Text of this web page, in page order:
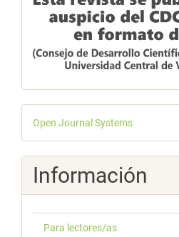
Desarrollado
por
Open Journal Systems
Información
Para lectores/as